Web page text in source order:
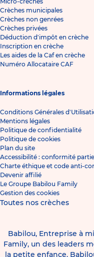
Crèches municipales
Crèches non genrées
Crèches privées
Déduction d'impôt en crèche
Inscription en crèche
Les aides de la Caf en crèche
Numéro Allocataire CAF
Informations légales
Conditions Générales
Mentions légales
Politique de confidentialité
Politique de cookies
Plan du site
Accessibilité : conformité
Charte éthique et code anti-
Devenir affilié
Le Groupe Babilou Family
Gestion des cookies
Toutes nos crèches
Babilou, Entreprise à
Family, un des leaders
la petite enfance.